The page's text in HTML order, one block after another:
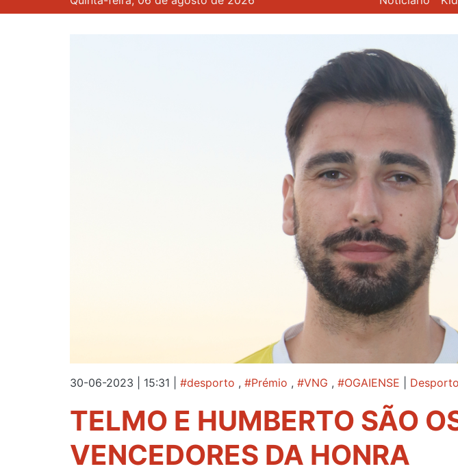
30-06-2023 | 15:31 #desporto , #Prémio , #VNG , #OGAIENSE Desporto
TELMO E HUMBERTO SÃO
VENCEDORES DA HONRA